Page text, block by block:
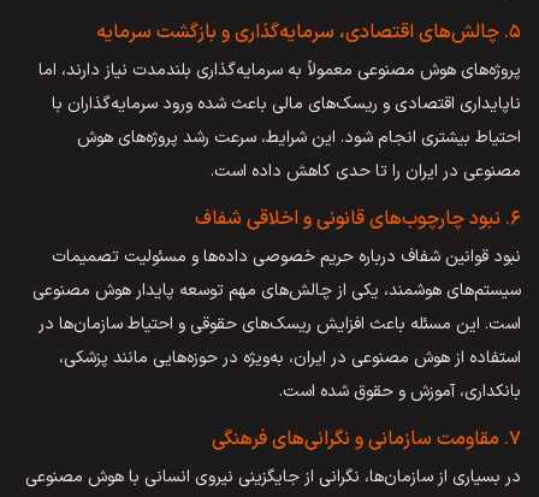
۵. چالش‌های اقتصادی، سرمایه‌گذاری و بازگشت سرمایه
پروژه‌های هوش مصنوعی معمولاً به سرمایه‌گذاری بلندمدت نیاز دارند، اما
ناپایداری اقتصادی و ریسک‌های مالی باعث شده ورود سرمایه‌گذاران با
احتیاط بیشتری انجام شود. این شرایط، سرعت رشد پروژه‌های هوش
مصنوعی در ایران را تا حدی کاهش داده است.
۶. نبود چارچوب‌های قانونی و اخلاقی شفاف
نبود قوانین شفاف درباره حریم خصوصی داده‌ها و مسئولیت تصمیمات
سیستم‌های هوشمند، یکی از چالش‌های مهم توسعه پایدار هوش مصنوعی
است. این مسئله باعث افزایش ریسک‌های حقوقی و احتیاط سازمان‌ها در
استفاده از هوش مصنوعی در ایران، به‌ویژه در حوزه‌هایی مانند پزشکی،
بانکداری، آموزش و حقوق شده است.
۷. مقاومت سازمانی و نگرانی‌های فرهنگی
در بسیاری از سازمان‌ها، نگرانی از جایگزینی نیروی انسانی با هوش مصنوعی